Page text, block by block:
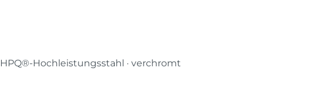
HPQ®-Hochleistungsstahl · verchromt